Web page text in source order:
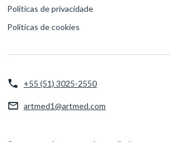
Políticas de privacidade
Políticas de cookies
+55 (51) 3025-2550
artmed1@artmed.com